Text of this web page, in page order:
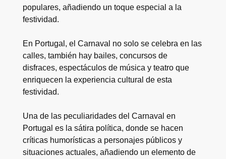
populares, añadiendo un toque especial a la
festividad.
En Portugal, el Carnaval no solo se celebra en las
calles, también hay bailes, concursos de
disfraces, espectáculos de música y teatro que
enriquecen la experiencia cultural de esta
festividad.
Una de las peculiaridades del Carnaval en
Portugal es la sátira política, donde se hacen
críticas humorísticas a personajes públicos y
situaciones actuales, añadiendo un elemento de